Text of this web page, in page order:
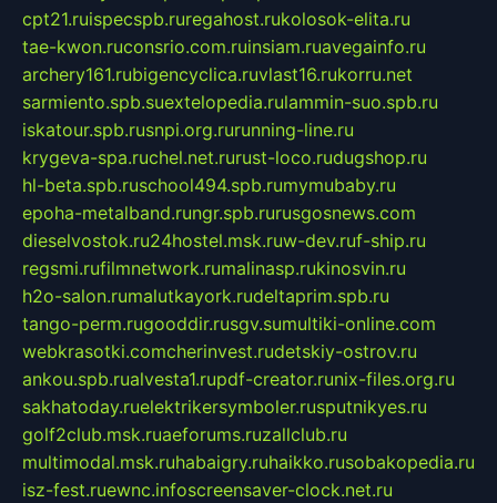
cpt21.ruispecspb.ruregahost.rukolosok-elita.ru
tae-kwon.ruconsrio.com.ruinsiam.ruavegainfo.ru
archery161.rubigencyclica.ruvlast16.rukorru.net
sarmiento.spb.suextelopedia.rulammin-suo.spb.ru
iskatour.spb.rusnpi.org.rurunning-line.ru
krygeva-spa.ruchel.net.rurust-loco.rudugshop.ru
hl-beta.spb.ruschool494.spb.rumymubaby.ru
epoha-metalband.rungr.spb.rurusgosnews.com
dieselvostok.ru24hostel.msk.ruw-dev.ruf-ship.ru
regsmi.rufilmnetwork.rumalinasp.rukinosvin.ru
h2o-salon.rumalutkayork.rudeltaprim.spb.ru
tango-perm.rugooddir.rusgv.sumultiki-online.com
webkrasotki.comcherinvest.rudetskiy-ostrov.ru
ankou.spb.rualvesta1.rupdf-creator.runix-files.org.ru
sakhatoday.ruelektrikersymboler.rusputnikyes.ru
golf2club.msk.ruaeforums.ruzallclub.ru
multimodal.msk.ruhabaigry.ruhaikko.rusobakopedia.ru
isz-fest.ruewnc.infoscreensaver-clock.net.ru